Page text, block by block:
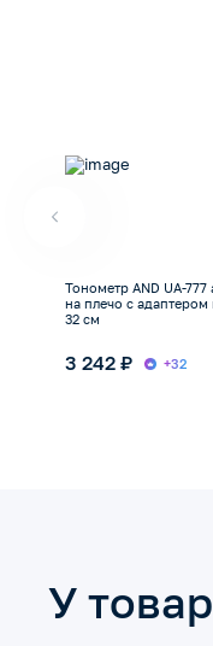
Тонометр AND UA-777
на плечо с
32 см
3 242 ₽ +32
У